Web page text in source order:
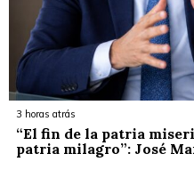
3 horas atrás
“El fin de la patria
patria milagro”: José